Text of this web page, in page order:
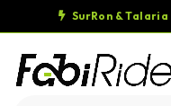
SurRon & Talaria